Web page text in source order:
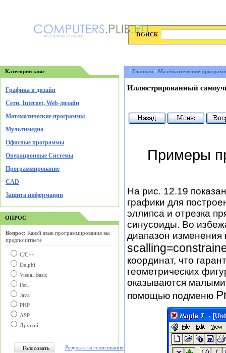
электронные книги ПОИСК
Категории книг
Графика и дизайн
Cети, Internet, Web-дизайн
Математические программы
Мультимедиа
Офисные программы
Операционные Системы
Программирование
CAD
Защита информации
ОПРОС
Вопрос: Какой язык программирования вы
предпочитаете
С/C++
Delphi
Visual Basic
Perl
Java
PHP
ASP
Другой
Результаты голосования
/ Главная / Математические
Иллюстрированный
Примеры
На рис. 12.19
графики для
эллипса и отрезка
синусоиды. Во
диапазон
координат, что
геометрических
оказываются
помощью подменю